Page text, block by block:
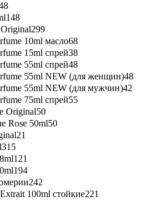
148
299
10ml масло68
15ml спрей38
55ml спрей48
55ml NEW (для женщин)48
55ml NEW (для мужчин)42
75ml спрей55
Original50
Rose 50ml50
21
315
121
194
242
100ml стойкие221